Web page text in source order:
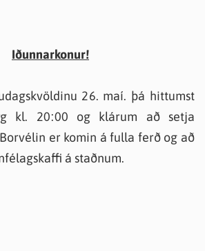
Iðunnarkonur!
26. maí. þá hittumst
kl. 20:00 og klárum að setja
er komin á fulla ferð og að
á staðnum.